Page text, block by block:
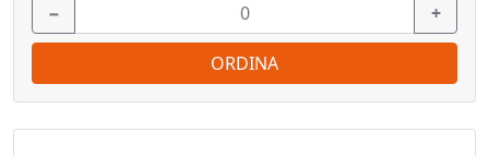
− +
ORDINA